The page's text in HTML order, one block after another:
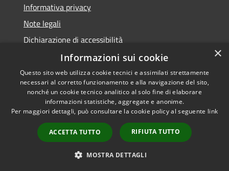
Informativa privacy
Note legali
Dichiarazione di accessibilità
Accessibilità
Privacy
Mappa del sito
Copyright © 2026 • Comune di
Viadanica • Powered by
Municipium•Accesso
redazione
×
Informazioni sui cookie
Questo sito web utilizza cookie tecnici e assimilati strettamente
necessari al corretto funzionamento e alla navigazione del sito,
nonché un cookie tecnico analitico al solo fine di elaborare
informazioni statistiche, aggregate e anonime.
Per maggiori dettagli, può consultare la cookie policy al seguente link
ACCETTA TUTTO RIFIUTA TUTTO
MOSTRA DETTAGLI